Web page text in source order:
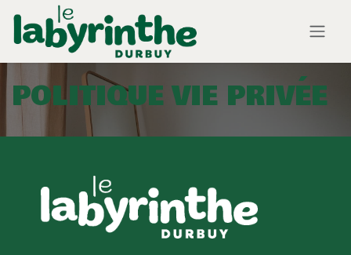
Se rendre au contenu
POLITIQUE VIE PRIVÉE